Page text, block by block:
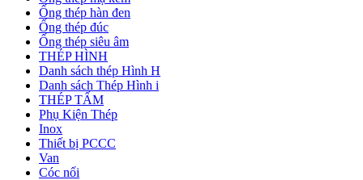
Ống thép hàn đen
Ống thép đúc
Ống thép siêu âm
THÉP HÌNH
Danh sách thép Hình H
Danh sách Thép Hình i
THÉP TẤM
Phụ Kiện Thép
Inox
Thiết bị PCCC
Van
Cóc nối